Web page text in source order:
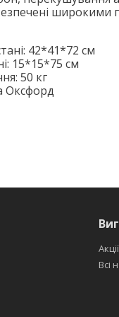
42*41*72 см
15*15*75 см
50 кг
Оксфорд
Акції
Всі